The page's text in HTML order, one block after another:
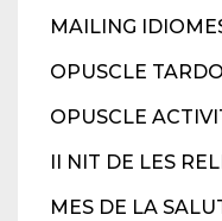
MAILING
OPUSCLE
OPUSCLE
II NIT DE LES
MES DE LA